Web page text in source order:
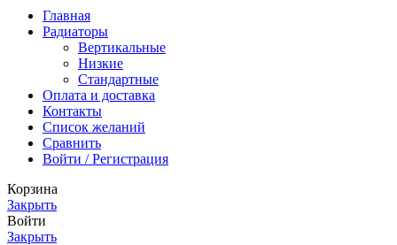
Главная
Радиаторы
Вертикальные
Низкие
Стандартные
Оплата и доставка
Контакты
Список желаний
Сравнить
Войти / Регистрация
Корзина
Закрыть
Войти
Закрыть